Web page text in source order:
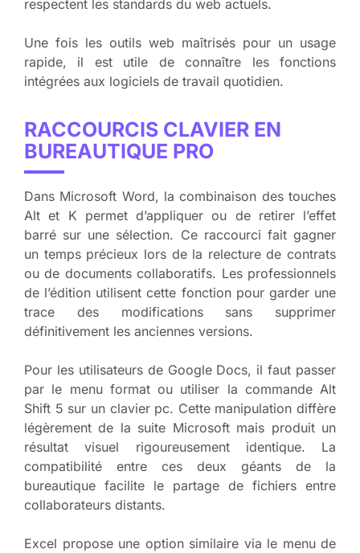
respectent les standards du web actuels.
Une fois les outils web maîtrisés pour un usage
rapide, il est utile de connaître les fonctions
intégrées aux logiciels de travail quotidien.
RACCOURCIS CLAVIER EN
BUREAUTIQUE PRO
Dans Microsoft Word, la combinaison des touches
Alt et K permet d’appliquer ou de retirer l’effet
barré sur une sélection. Ce raccourci fait gagner
un temps précieux lors de la relecture de contrats
ou de documents collaboratifs. Les professionnels
de l’édition utilisent cette fonction pour garder une
trace des modifications sans supprimer
définitivement les anciennes versions.
Pour les utilisateurs de Google Docs, il faut passer
par le menu format ou utiliser la commande Alt
Shift 5 sur un clavier pc. Cette manipulation diffère
légèrement de la suite Microsoft mais produit un
résultat visuel rigoureusement identique. La
compatibilité entre ces deux géants de la
bureautique facilite le partage de fichiers entre
collaborateurs distants.
Excel propose une option similaire via le menu de